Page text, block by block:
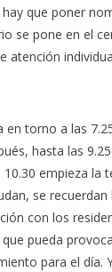
que poner
se pone en el
atención
en torno a las
hasta las
empieza
se
con los
pueda
para el día.